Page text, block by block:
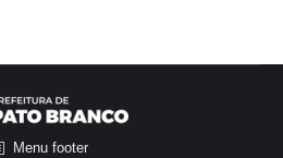
Menu footer